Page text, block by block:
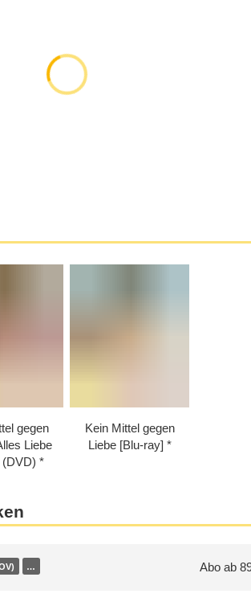
gegen
Liebe
(DVD)
Kein Mittel gegen
Liebe [Blu-ray]
… Abo ab